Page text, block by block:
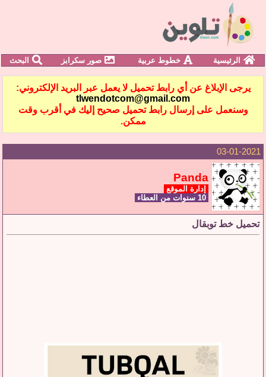
الرئيسية خطوط عربية صور سكرابز البحث
يرجى الإبلاغ عن أي رابط تحميل لا يعمل عبر البريد الإلكتروني:
tlwendotcom@gmail.com
وسنعمل على إرسال رابط تحميل صحيح إليك في أقرب وقت
ممكن.
03-01-2021
Panda
إدارة الموقع
تحميل خط توبقال